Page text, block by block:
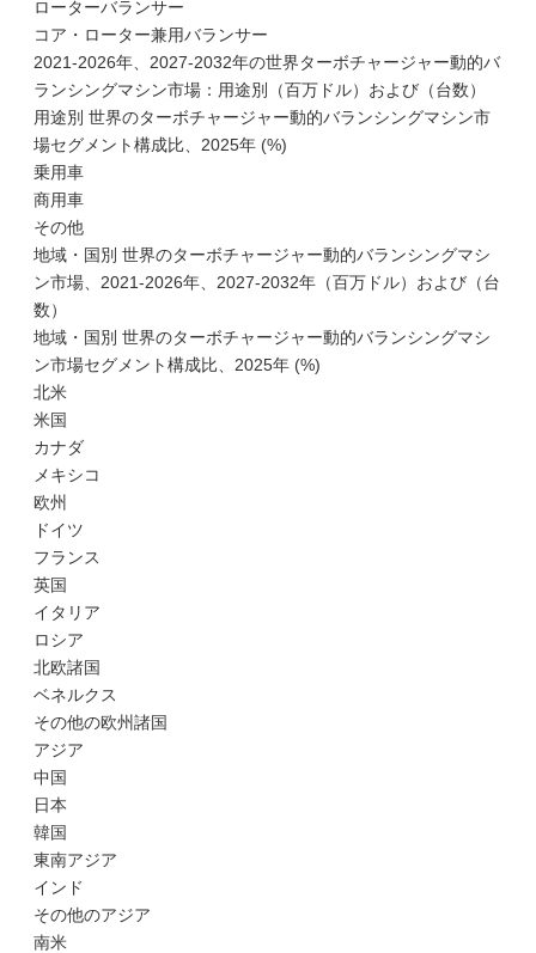
ローターバランサー
コア・ローター兼用バランサー
2021-2026年、2027-2032年の世界ターボチャージャー動的バ
ランシングマシン市場：用途別（百万ドル）および（台数）
用途別 世界のターボチャージャー動的バランシングマシン市
場セグメント構成比、2025年 (%)
乗用車
商用車
その他
地域・国別 世界のターボチャージャー動的バランシングマシ
ン市場、2021-2026年、2027-2032年（百万ドル）および（台
数）
地域・国別 世界のターボチャージャー動的バランシングマシ
ン市場セグメント構成比、2025年 (%)
北米
米国
カナダ
メキシコ
欧州
ドイツ
フランス
英国
イタリア
ロシア
北欧諸国
ベネルクス
その他の欧州諸国
アジア
中国
日本
韓国
東南アジア
インド
その他のアジア
南米